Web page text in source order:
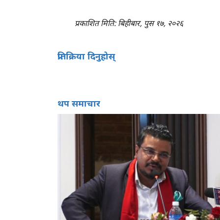
प्रकाशित मिति: बिहीबार, पुस १७, २०२६
प्रतिक्रिया दिनुहोस्
थप समाचार